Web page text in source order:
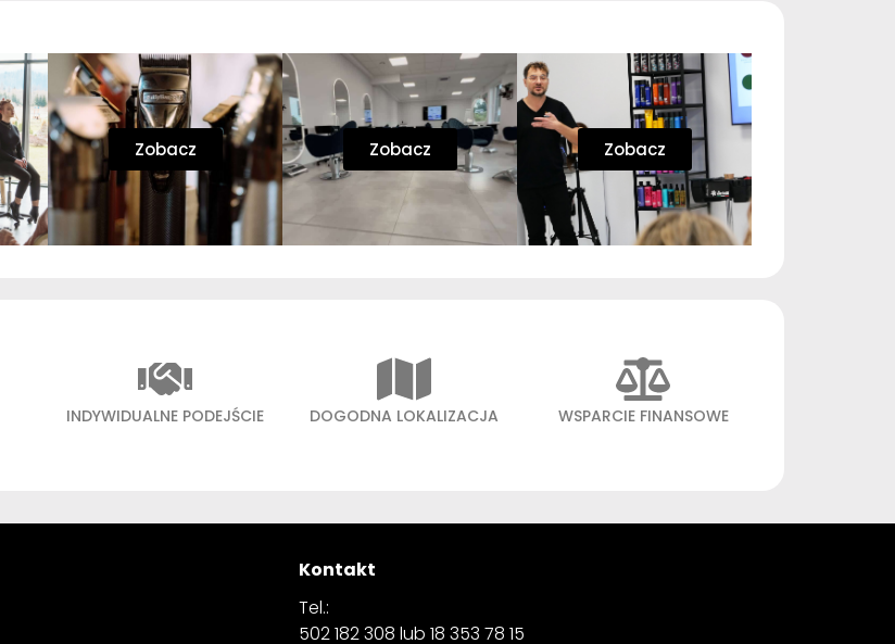
Zobacz Zobacz Zobacz
INDYWIDUALNE PODEJŚCIE DOGODNA LOKALIZACJA WSPARCIE FINANSOWE
Kontakt
Tel.:
502 182 308 lub 18 353 78 15 ‍